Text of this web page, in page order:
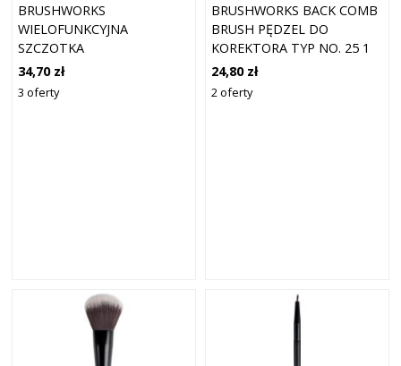
BRUSHWORKS
WIELOFUNKCYJNA
SZCZOTKA
WIELOFUNKCYJNA TYP NR 3
34,70 zł
3 oferty
BRUSHWORKS BACK COMB
BRUSH PĘDZEL DO
KOREKTORA TYP NO. 25 1
SZT.
24,80 zł
2 oferty